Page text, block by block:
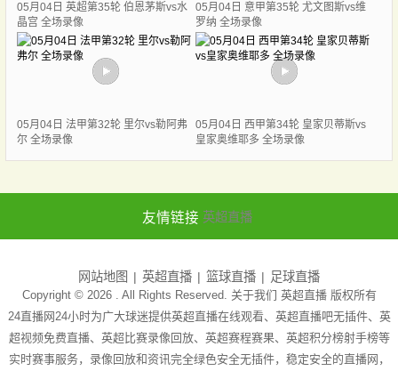
05月04日 英超第35轮 伯恩茅斯vs水
晶宫 全场录像
05月04日 意甲第35轮 尤文图斯vs维
罗纳 全场录像
05月04日 法甲第32轮 里尔vs勒阿弗
尔 全场录像
05月04日 西甲第34轮 皇家贝蒂斯vs
皇家奥维耶多 全场录像
友情链接 英超直播
网站地图 英超直播 篮球直播 足球直播
Copyright © 2026 . All Rights Reserved. 关于我们 英超直播版权所有
24直播网24小时为广大球迷提供英超直播在线观看、英超直播吧无插件、英
超视频免费直播、英超比赛录像回放、英超赛程赛果、英超积分榜射手榜等
实时赛事服务，录像回放和资讯完全绿色安全无插件，稳定安全的直播网，